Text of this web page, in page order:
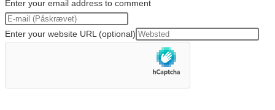
Enter your email address to comment
Enter your website URL (optional)